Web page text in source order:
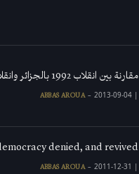
مقارنة بين انقلاب 1992 بالجزائر وانقلاب 2013 بمصر
|
ABBAS AROUA 2013-09-04
denied, and revived?
|
ABBAS AROUA 2011-12-31